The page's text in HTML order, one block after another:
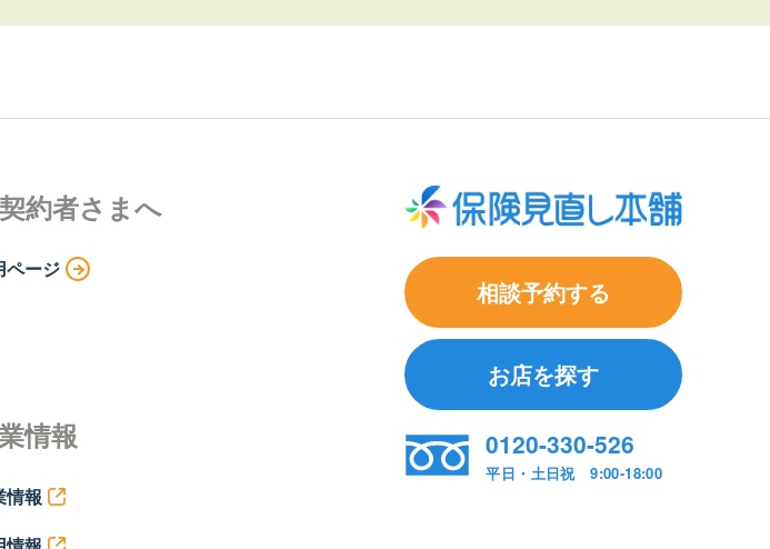
相談予約する
お店を探す
0120-330-526
平日・土日祝 9:00-18:00
約者さまへ
ページ
情報
情報